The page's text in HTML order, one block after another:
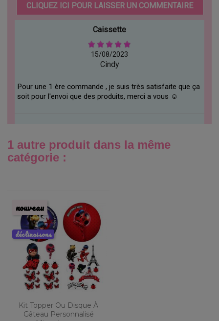
CLIQUEZ ICI POUR LAISSER UN COMMENTAIRE
Caissette
15/08/2023
Cindy
Pour une 1 ère commande , je suis très satisfaite que ça
soit pour l'envoi que des produits, merci a vous ☺️
1 autre produit dans la même
catégorie :
Kit Topper Ou Disque À
Gâteau Personnalisé
nouveau
déclinaisons